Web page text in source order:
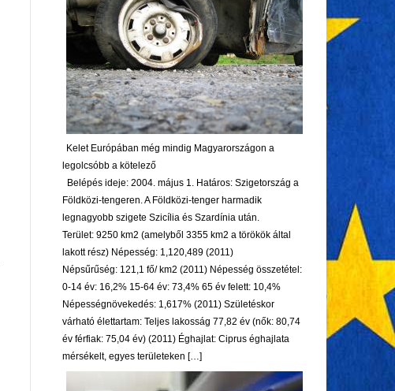
Kelet Európában még mindig Magyarországon a
legolcsóbb a kötelező
Belépés ideje: 2004. május 1. Határos: Szigetország a
Földközi-tengeren. A Földközi-tenger harmadik
legnagyobb szigete Szicília és Szardínia után.
Terület: 9250 km2 (amelyből 3355 km2 a törökök által
lakott rész) Népesség: 1,120,489 (2011)
Népsűrűség: 121,1 fő/ km2 (2011) Népesség összetétel:
0-14 év: 16,2% 15-64 év: 73,4% 65 év felett: 10,4%
Népességnövekedés: 1,617% (2011) Születéskor
várható élettartam: Teljes lakosság 77,82 év (nők: 80,74
év férfiak: 75,04 év) (2011) Éghajlat: Ciprus éghajlata
mérsékelt, egyes területeken […]